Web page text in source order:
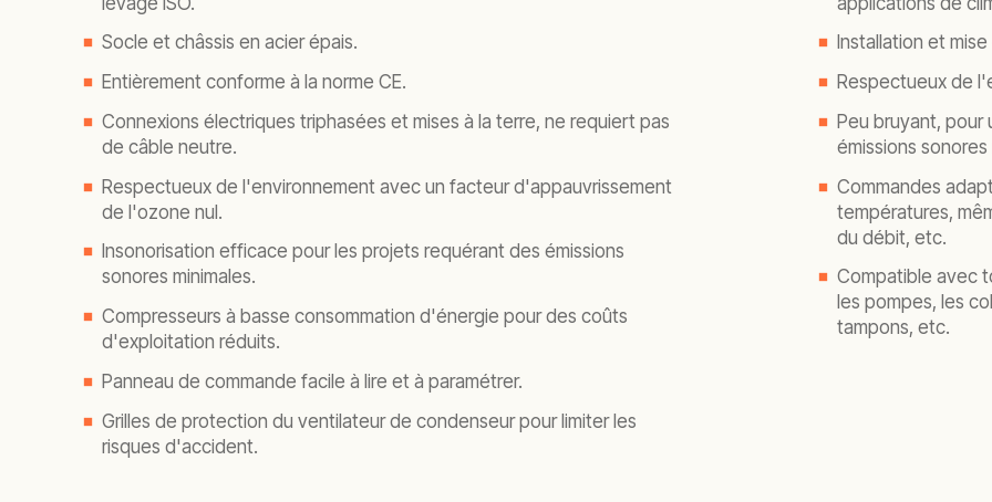
Socle et châssis en acier épais.
Entièrement conforme à la norme CE.
Connexions électriques triphasées et mises à la terre, ne requiert pas
de câble neutre.
Respectueux de l'environnement avec un facteur d'appauvrissement
de l'ozone nul.
Insonorisation efficace pour les projets requérant des émissions
sonores minimales.
Compresseurs à basse consommation d'énergie pour des coûts
d'exploitation réduits.
Panneau de commande facile à lire et à paramétrer.
Grilles de protection du ventilateur de condenseur pour limiter les
risques d'accident.
Installation et
Respectueux de
Peu bruyant, pour
émissions sonores
Commandes
températures,
du débit, etc.
Compatible avec
les pompes, les
tampons, etc.